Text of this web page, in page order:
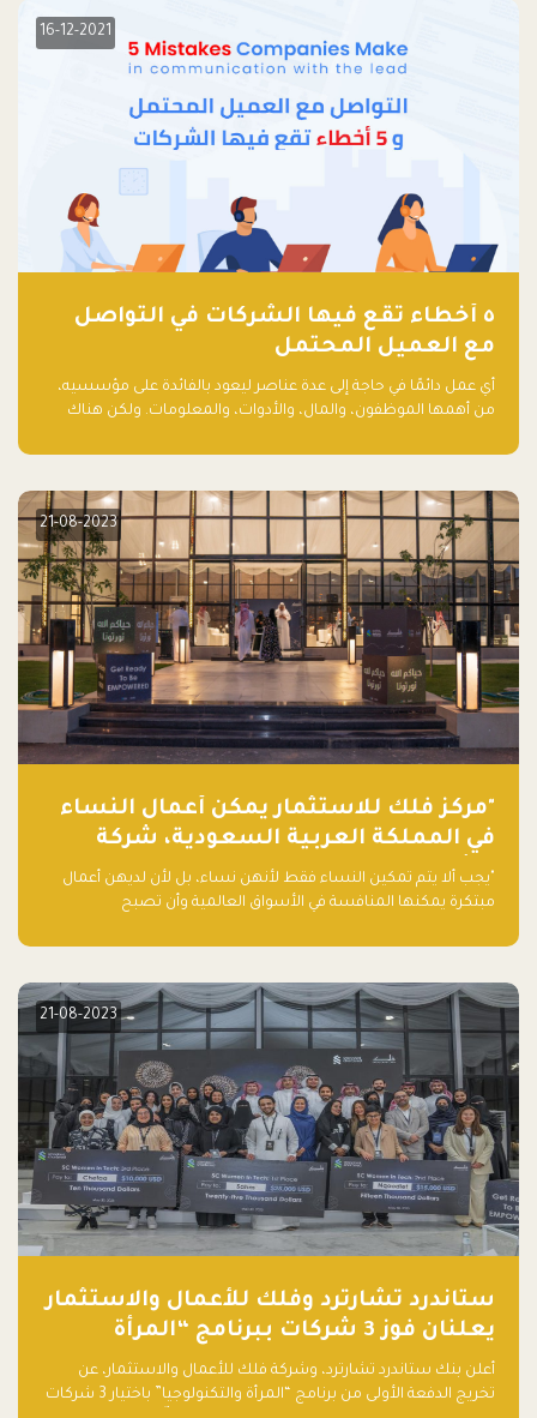
16-12-2021
٥ أخطاء تقع فيها الشركات في التواصل
مع العميل المحتمل
أي عمل دائمًا في حاجة إلى عدة عناصر ليعود بالفائدة على مؤسسيه،
من أهمها الموظفون، والمال، والأدوات، والمعلومات. ولكن هناك
أساسه ذلك العمل.
21-08-2023
"مركز فلك للاستثمار يمكّن أعمال النساء
في المملكة العربية السعودية، شركة
ناشئة تلو الأخرى."
"يجب ألا يتم تمكين النساء فقط لأنهن نساء، بل لأن لديهن أعمال
مبتكرة يمكنها المنافسة في الأسواق العالمية وأن تصبح
21-08-2023
ستاندرد تشارترد وفلك للأعمال والاستثمار
يعلنان فوز 3 شركات ببرنامج “المرأة
والتكنولوجيا”
أعلن بنك ستاندرد تشارترد، وشركة فلك للأعمال والاستثمار، عن
تخريج الدفعة الأولى من برنامج “المرأة والتكنولوجيا” باختيار 3 شركات